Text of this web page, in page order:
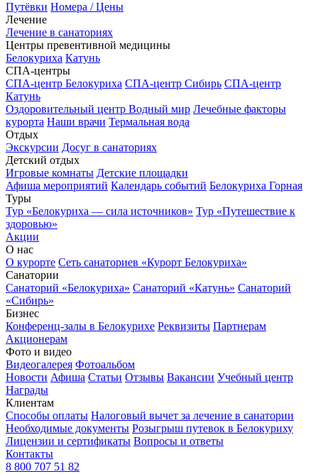
Путёвки Номера / Цены
Лечение
Лечение в санаториях
Центры превентивной медицины
Белокуриха Катунь
СПА-центры
СПА-центр Белокуриха СПА-центр Сибирь СПА-центр
Катунь
Оздоровительный центр Водный мир Лечебные факторы
курорта Наши врачи Термальная вода
Отдых
Экскурсии Досуг в санаториях
Детский отдых
Игровые комнаты Детские площадки
Афиша мероприятий Календарь событий Белокуриха Горная
Туры
Тур «Белокуриха — сила источников» Тур «Путешествие к
здоровью»
Акции
О нас
О курорте Сеть санаториев «Курорт Белокуриха»
Санатории
Санаторий «Белокуриха» Санаторий «Катунь» Санаторий
«Сибирь»
Бизнес
Конференц-залы в Белокурихе Реквизиты Партнерам
Акционерам
Фото и видео
Видеогалерея Фотоальбом
Новости Афиша Статьи Отзывы Вакансии Учебный центр
Награды
Клиентам
Способы оплаты Налоговый вычет за лечение в санатории
Необходимые документы Розыгрыш путевок в Белокуриху
Лицензии и сертификаты Вопросы и ответы
Контакты
8 800 707 51 82